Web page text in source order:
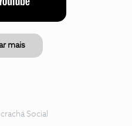
mais
Social